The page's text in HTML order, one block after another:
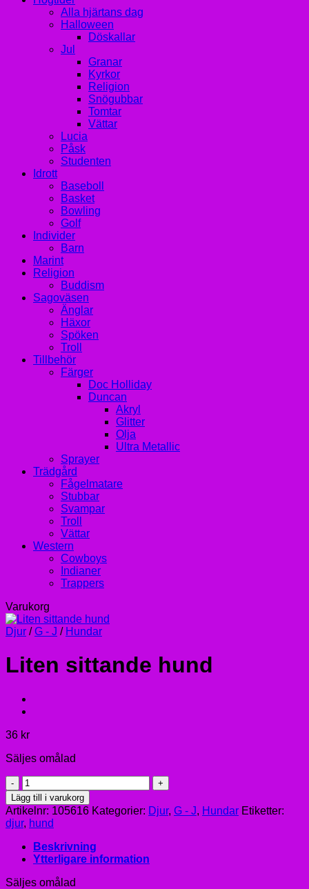
Alla hjärtans dag
Halloween
Döskallar
Jul
Granar
Kyrkor
Religion
Snögubbar
Tomtar
Vättar
Lucia
Påsk
Studenten
Idrott
Baseboll
Basket
Bowling
Golf
Individer
Barn
Marint
Religion
Buddism
Sagoväsen
Änglar
Häxor
Spöken
Troll
Tillbehör
Färger
Doc Holliday
Duncan
Akryl
Glitter
Olja
Ultra Metallic
Sprayer
Trädgård
Fågelmatare
Stubbar
Svampar
Troll
Vättar
Western
Cowboys
Indianer
Trappers
Varukorg
Djur / G - J / Hundar
Liten sittande hund
36 kr
Säljes omålad
Liten
sittande
hund
mängd
Lägg till i varukorg
Artikelnr: 105616 Kategorier: Djur, G - J, Hundar Etiketter:
djur, hund
Beskrivning
Ytterligare information
Säljes omålad